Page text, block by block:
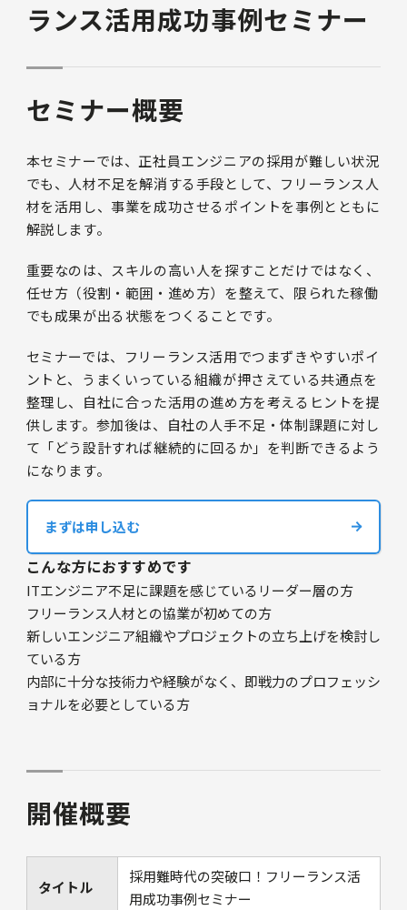
ランス活用成功事例セミナー
セミナー概要
本セミナーでは、正社員エンジニアの採用が難しい状況
でも、人材不足を解消する手段として、フリーランス人
材を活用し、事業を成功させるポイントを事例とともに
解説します。
重要なのは、スキルの高い人を探すことだけではなく、
任せ方（役割・範囲・進め方）を整えて、限られた稼働
でも成果が出る状態をつくることです。
セミナーでは、フリーランス活用でつまずきやすいポイ
ントと、うまくいっている組織が押さえている共通点を
整理し、自社に合った活用の進め方を考えるヒントを提
供します。参加後は、自社の人手不足・体制課題に対し
て「どう設計すれば継続的に回るか」を判断できるよう
になります。
まずは申し込む
こんな方におすすめです
ITエンジニア不足に課題を感じているリーダー層の方
フリーランス人材との協業が初めての方
新しいエンジニア組織やプロジェクトの立ち上げを検討し
ている方
内部に十分な技術力や経験がなく、即戦力のプロフェッシ
ョナルを必要としている方
開催概要
タイトル
採用難時代の突破口！フリーランス活
用成功事例セミナー